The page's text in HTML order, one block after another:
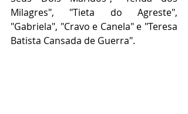
Milagres", "Tieta do Agreste",
"Gabriela", "Cravo e Canela" e "Teresa
Batista Cansada de Guerra".